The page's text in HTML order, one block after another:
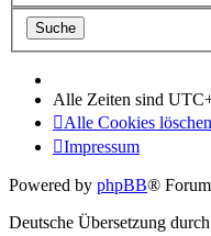
Alle Zeiten sind
Alle Cookies löschen
Impressum
Powered by phpBB®
Deutsche Übersetzung durch